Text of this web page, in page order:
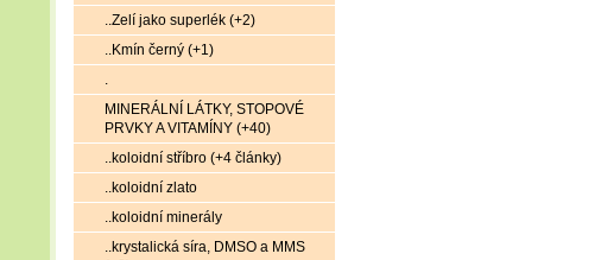
..Zelí jako superlék (+2)
..Kmín černý (+1)
.
MINERÁLNÍ LÁTKY, STOPOVÉ
PRVKY A VITAMÍNY (+40)
..koloidní stříbro (+4 články)
..koloidní zlato
..koloidní minerály
..krystalická síra, DMSO a MMS